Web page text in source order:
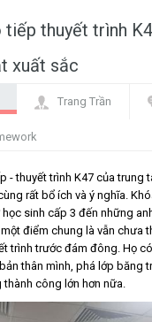
tiếp thuyết trình
xuất sắc
Trang Trần
- thuyết trình K47 của trung
rất bổ ích và ý nghĩa.
sinh cấp 3 đến những
điểm chung là vẫn chưa
trình trước đám đông. Họ
thân mình, phá lớp băng
công lớn hơn nữa.